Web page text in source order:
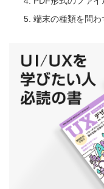
端末の種類を問わ